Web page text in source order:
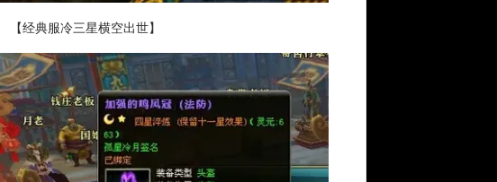
【经典服冷三星横空出世】